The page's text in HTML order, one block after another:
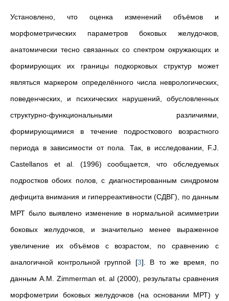
Установлено, что оценка изменений объёмов и
морфометрических параметров боковых желудочков,
анатомически тесно связанных со спектром окружающих и
формирующих их границы подкорковых структур может
являться маркером определённого числа неврологических,
поведенческих, и психических нарушений, обусловленных
структурно-функциональными различиями,
формирующимися в течение подросткового возрастного
периода в зависимости от пола. Так, в исследовании, F.J.
Castellanos et al. (1996) сообщается, что обследуемых
подростков обоих полов, с диагностированным синдромом
дефицита внимания и гиперреактивности (СДВГ), по данным
МРТ было выявлено изменение в нормальной асимметрии
боковых желудочков, и значительно менее выраженное
увеличение их объёмов с возрастом, по сравнению с
аналогичной контрольной группой [3] . В то же время, по
данным A.M. Zimmerman et. al (2000), результаты сравнения
морфометрии боковых желудочков (на основании МРТ) у